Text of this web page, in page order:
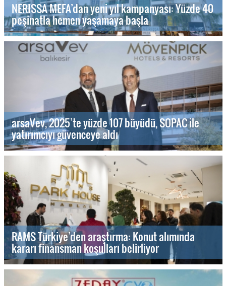
NERISSA MEFA’dan yeni yıl kampanyası: Yüzde 40
peşinatla hemen yaşamaya başla
arsaVev, 2025’te yüzde 107 büyüdü, SOPAC ile
yatırımcıyı güvenceye aldı
RAMS Türkiye’den araştırma: Konut alımında
kararı finansman koşulları belirliyor